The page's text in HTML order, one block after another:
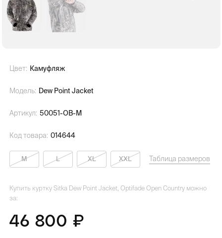
Цвет: Камуфляж
Модель: Dew Point Jacket
Артикул: 50051-OB-M
Код товара: 014644
M L XL XXL Таблица размеров
Купить куртку Sitka Dew Point Jacket, Optifade Open Country можно
за:
46 800